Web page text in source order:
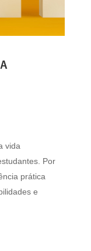
vida
Por
prática
e